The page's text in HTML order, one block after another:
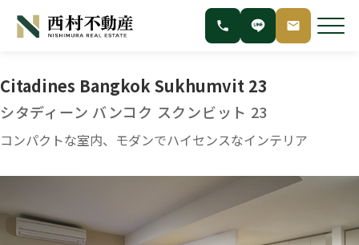
Citadines Bangkok Sukhumvit 23
シタディーン バンコク スクンビット 23
コンパクトな室内、モダンでハイセンスなインテリア